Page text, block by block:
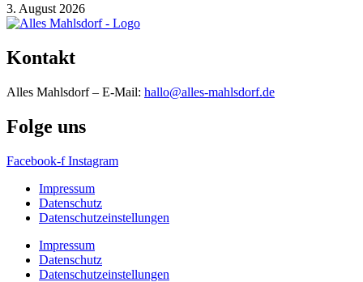
3. August 2026
Kontakt
Alles Mahlsdorf – E-Mail: hallo@alles-mahlsdorf.de
Folge uns
Facebook-f Instagram
Impressum
Datenschutz
Datenschutzeinstellungen
Impressum
Datenschutz
Datenschutzeinstellungen